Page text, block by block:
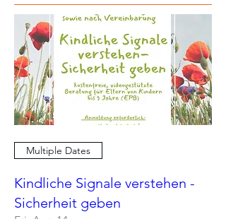
Multiple Dates
Kindliche Signale verstehen -
Sicherheit geben